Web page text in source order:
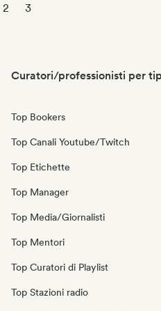
2 3
Curatori/professionisti per
Top Bookers
Top Canali Youtube/Twitch
Top Etichette
Top Manager
Top Media/Giornalisti
Top Mentori
Top Curatori di Playlist
Top Stazioni radio